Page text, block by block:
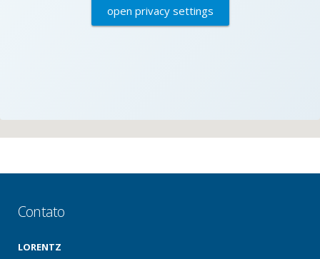
open privacy settings
Contato
LORENTZ